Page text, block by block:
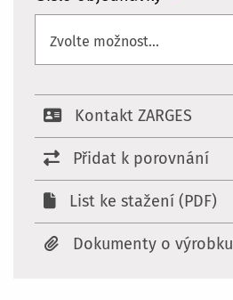
Kontakt ZARGES
Přidat k porovnání
List ke stažení (PDF)
Dokumenty o výrobku